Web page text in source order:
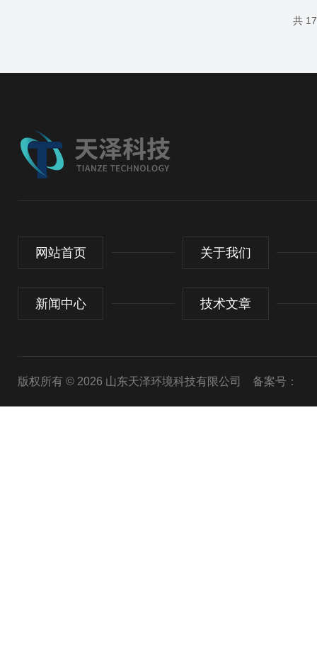
共
网站首页 关于我们
新闻中心 技术文章
版权所有 © 2026 山东天泽环境科技有限公司 备案号：